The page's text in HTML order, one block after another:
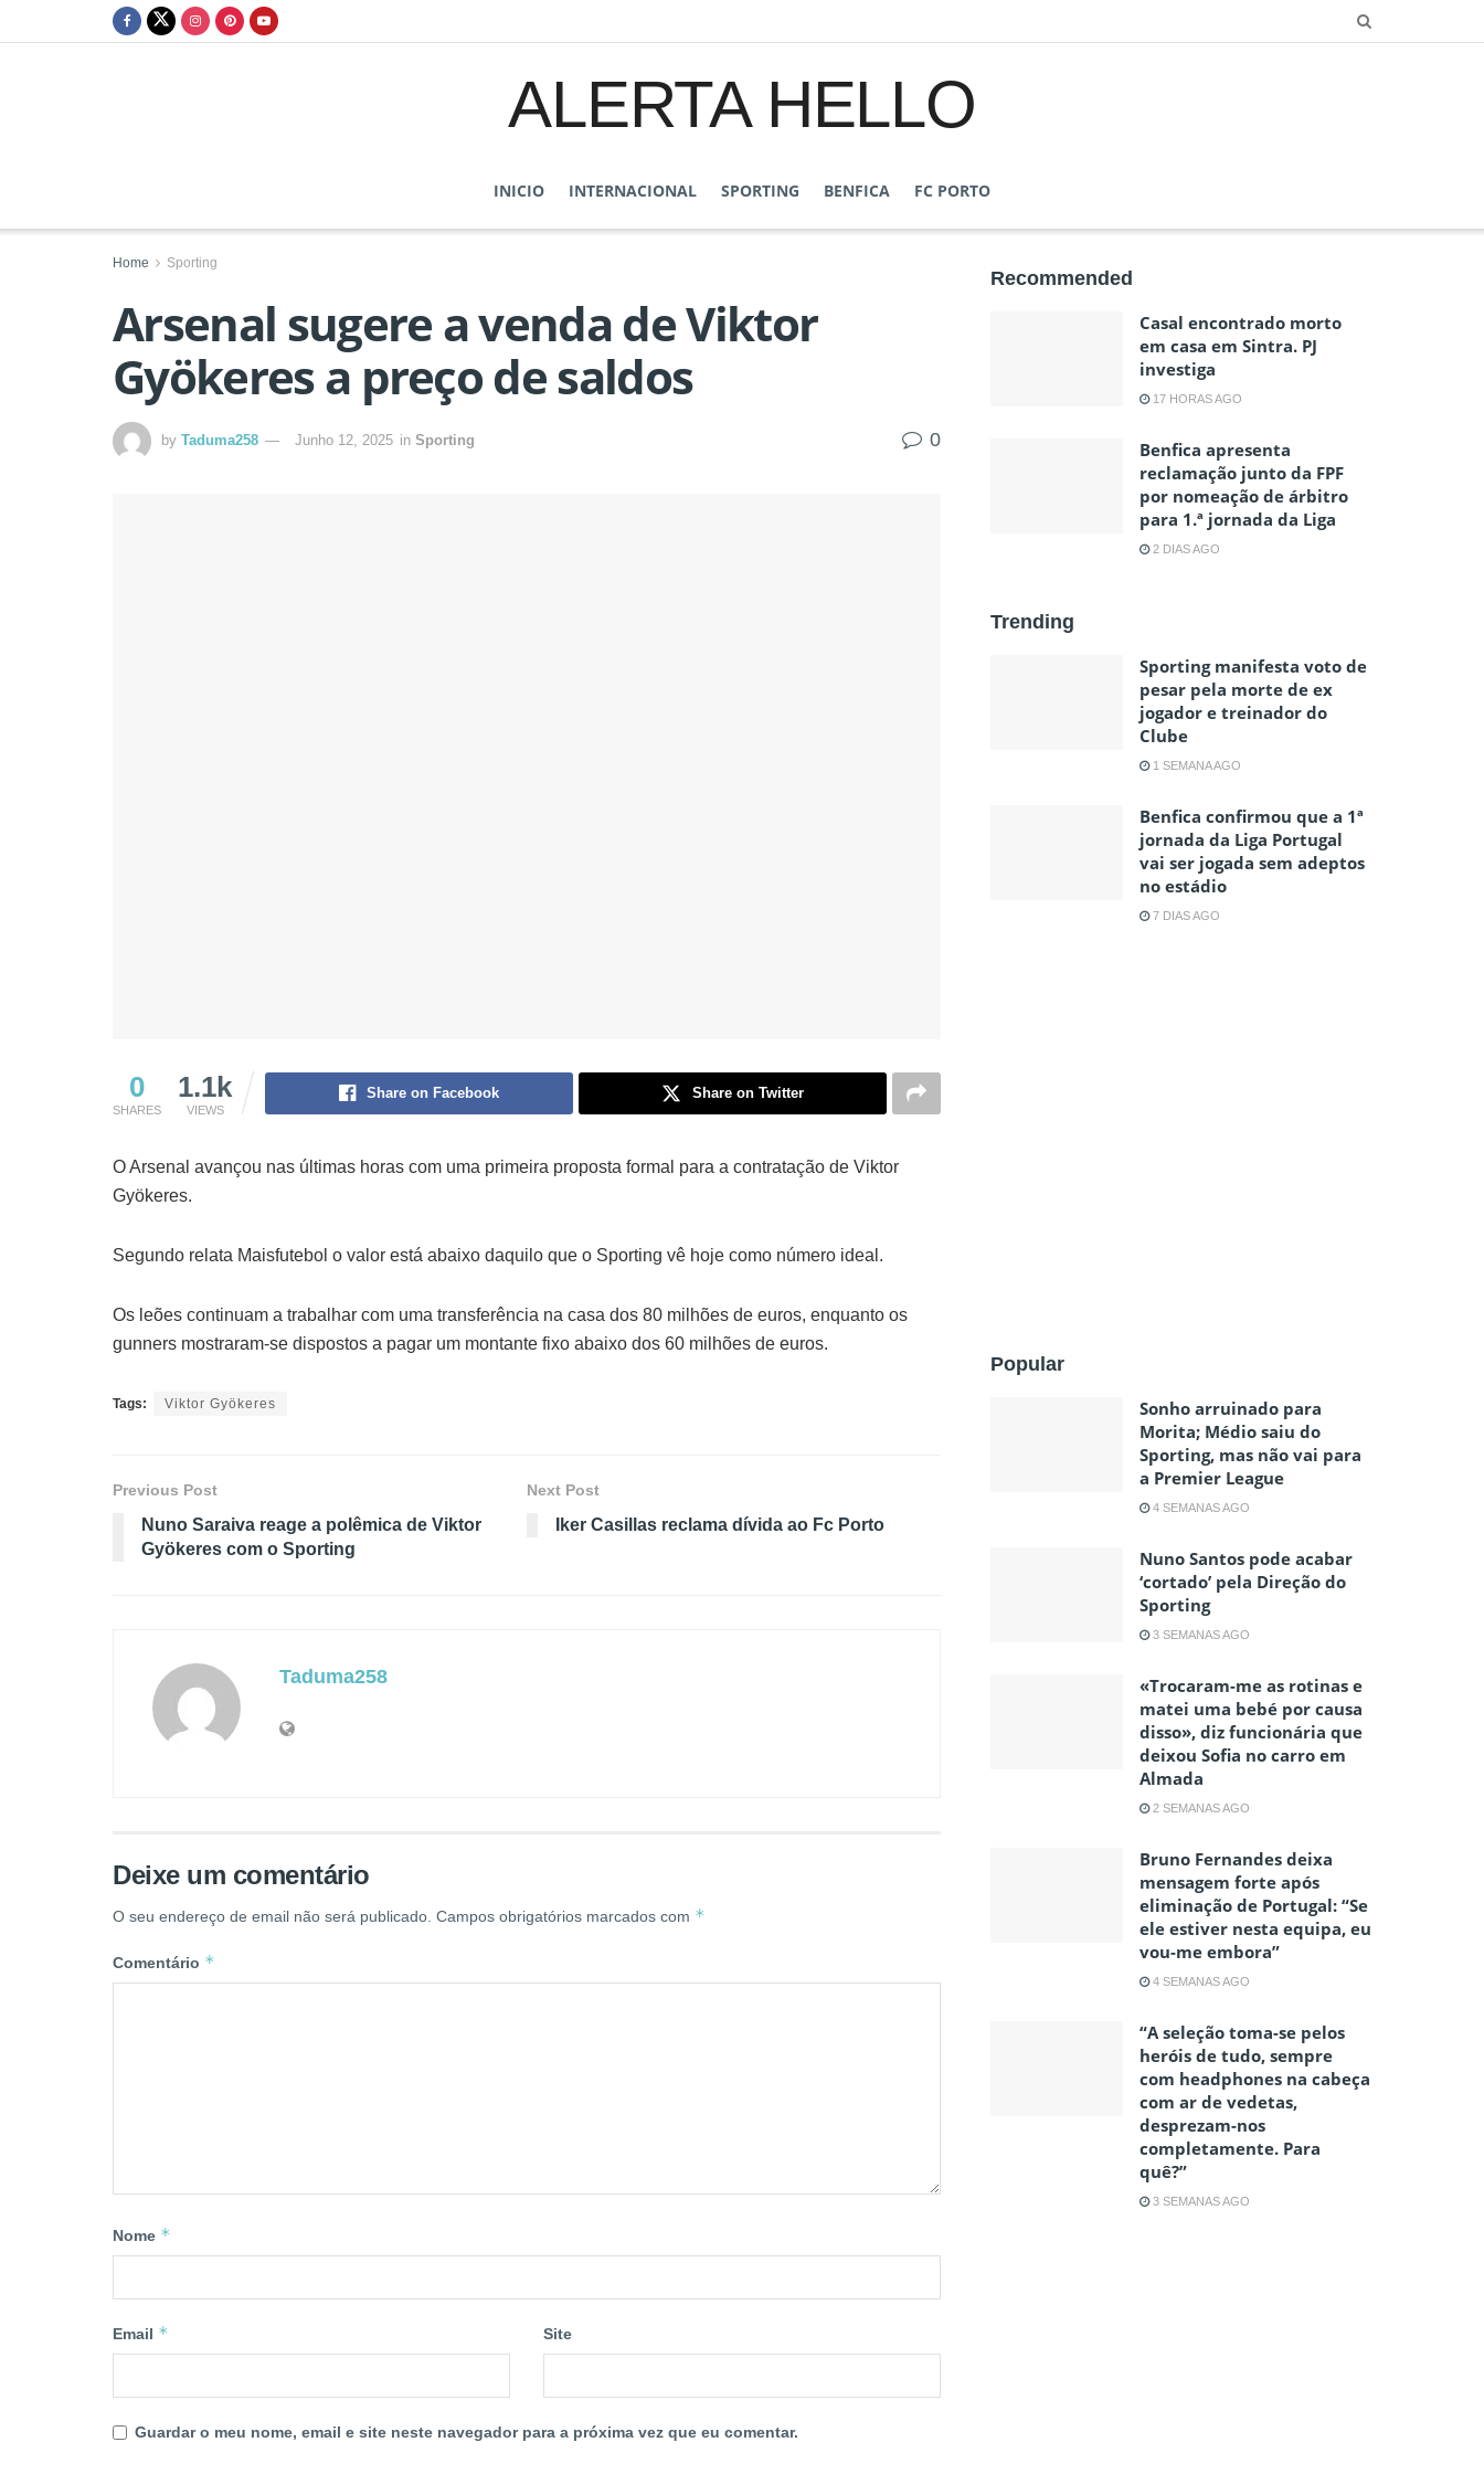
ALERTA HELLO
INICIO INTERNACIONAL SPORTING BENFICA FC PORTO
Home Sporting
Arsenal sugere a venda de Viktor
Gyökeres a preço de saldos
by Taduma258 Junho 12, 2025 in Sporting 0
0
SHARES
1.1k
VIEWS
Share on Facebook Share on Twitter
O Arsenal avançou nas últimas horas com uma primeira proposta formal para a contratação de Viktor
Gyökeres.
Segundo relata Maisfutebol o valor está abaixo daquilo que o Sporting vê hoje como número ideal.
Os leões continuam a trabalhar com uma transferência na casa dos 80 milhões de euros, enquanto os
gunners mostraram-se dispostos a pagar um montante fixo abaixo dos 60 milhões de euros.
Tags: Viktor Gyökeres
Previous Post
Nuno Saraiva reage a polêmica de Viktor
Gyökeres com o Sporting
Next Post
Iker Casillas reclama dívida ao Fc Porto
Taduma258
Deixe um comentário
O seu endereço de email não será publicado. Campos obrigatórios marcados com *
Comentário *
Nome *
Email * Site
Guardar o meu nome, email e site neste navegador para a próxima vez que eu comentar.
Recommended
Casal encontrado morto
em casa em Sintra. PJ
investiga
17 HORAS AGO
Benfica apresenta
reclamação junto da FPF
por nomeação de árbitro
para 1.ª jornada da Liga
2 DIAS AGO
Trending
Sporting manifesta voto de
pesar pela morte de ex
jogador e treinador do
Clube
1 SEMANA AGO
Benfica confirmou que a 1ª
jornada da Liga Portugal
vai ser jogada sem adeptos
no estádio
7 DIAS AGO
Popular
Sonho arruinado para
Morita; Médio saiu do
Sporting, mas não vai para
a Premier League
4 SEMANAS AGO
Nuno Santos pode acabar
‘cortado’ pela Direção do
Sporting
3 SEMANAS AGO
«Trocaram-me as rotinas e
matei uma bebé por causa
disso», diz funcionária que
deixou Sofia no carro em
Almada
2 SEMANAS AGO
Bruno Fernandes deixa
mensagem forte após
eliminação de Portugal: “Se
ele estiver nesta equipa, eu
vou-me embora”
4 SEMANAS AGO
“A seleção toma-se pelos
heróis de tudo, sempre
com headphones na cabeça
com ar de vedetas,
desprezam-nos
completamente. Para
quê?”
3 SEMANAS AGO